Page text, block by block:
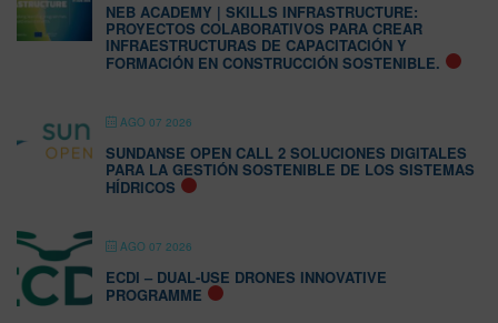
NEB ACADEMY | SKILLS INFRASTRUCTURE:
PROYECTOS COLABORATIVOS PARA CREAR
INFRAESTRUCTURAS DE CAPACITACIÓN Y
FORMACIÓN EN CONSTRUCCIÓN SOSTENIBLE.
AGO 07 2026
SUNDANSE OPEN CALL 2 SOLUCIONES DIGITALES
PARA LA GESTIÓN SOSTENIBLE DE LOS SISTEMAS
HÍDRICOS
AGO 07 2026
ECDI – DUAL-USE DRONES INNOVATIVE
PROGRAMME